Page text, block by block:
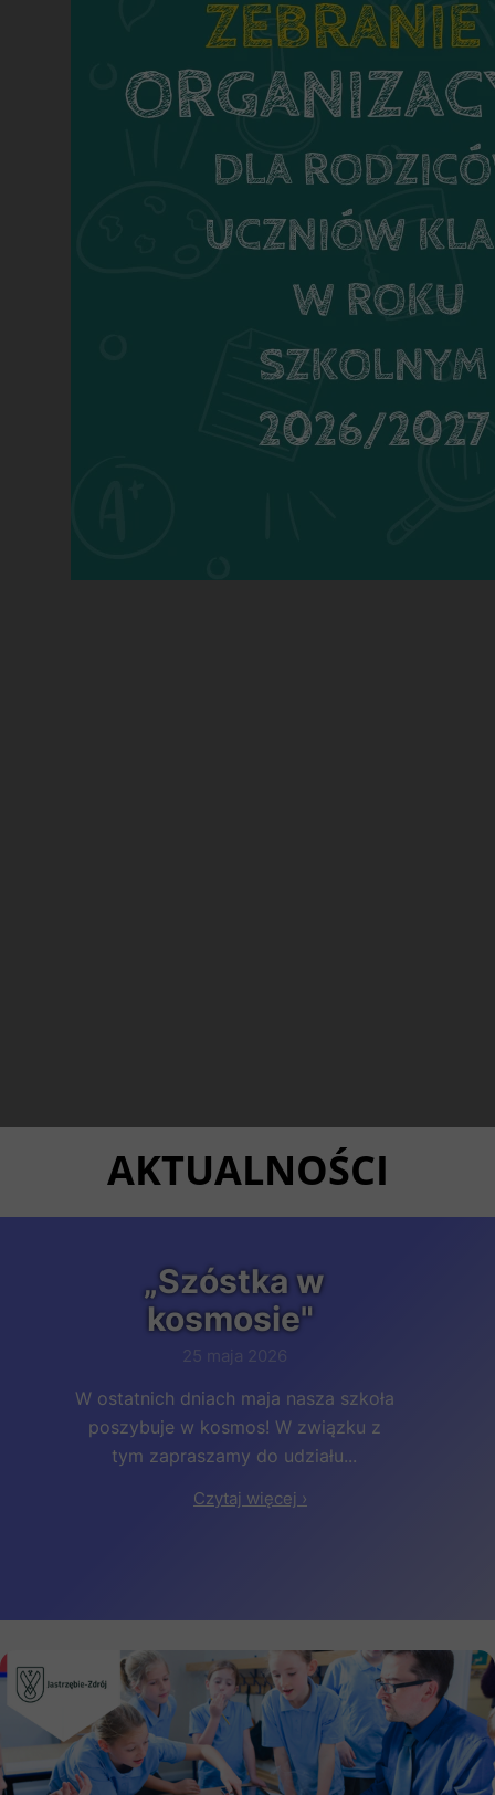
AKTUALNOŚCI
„Szóstka w
kosmosie"
25 maja 2026
W ostatnich dniach maja nasza szkoła
poszybuje w kosmos! W związku z
tym zapraszamy do udziału...
Czytaj więcej ›